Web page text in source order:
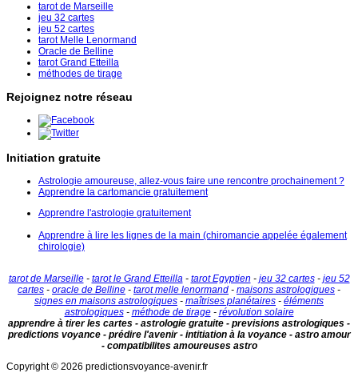
tarot de Marseille
jeu 32 cartes
jeu 52 cartes
tarot Melle Lenormand
Oracle de Belline
tarot Grand Etteilla
méthodes de tirage
Rejoignez notre réseau
Initiation gratuite
Astrologie amoureuse, allez-vous faire une rencontre prochainement ?
Apprendre la cartomancie gratuitement
Apprendre l'astrologie gratuitement
Apprendre à lire les lignes de la main (chiromancie appelée également
chirologie)
tarot de Marseille- tarot le Grand Etteilla- tarot Egyptien - jeu 32 cartes- jeu 52
cartes - oracle de Belline - tarot melle lenormand - maisons astrologiques -
signes en maisons astrologiques - maîtrises planétaires - éléments
astrologiques- méthode de tirage- révolution solaire
apprendre à tirer les cartes - astrologie gratuite - previsions astrologiques -
predictions voyance - prédire l'avenir - intitiation à la voyance - astro amour
- compatibilites amoureuses astro
Copyright © 2026 predictionsvoyance-avenir.fr